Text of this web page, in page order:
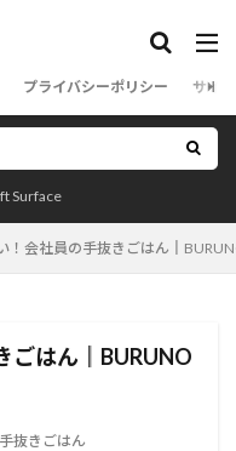
プライバシーポリシー サイ
Surface
！会社員の手抜きごはん
ごはん║BURUNO
手抜きごはん
ジクール)
モバイルバッテリー